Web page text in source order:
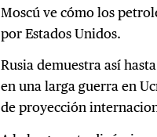
Moscú ve cómo los
por Estados Unidos.
Rusia demuestra así
en una larga guerra en
de proyección